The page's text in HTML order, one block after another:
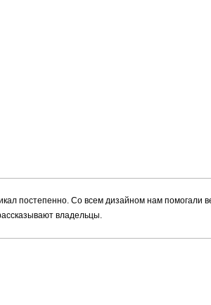
постепенно. Со всем дизайном нам помогали
владельцы.